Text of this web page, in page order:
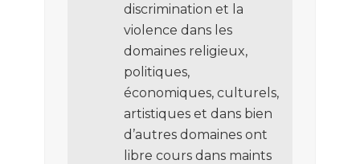
discrimination et la
violence dans les
domaines religieux,
politiques,
économiques, culturels,
artistiques et dans bien
d’autres domaines ont
libre cours dans maints